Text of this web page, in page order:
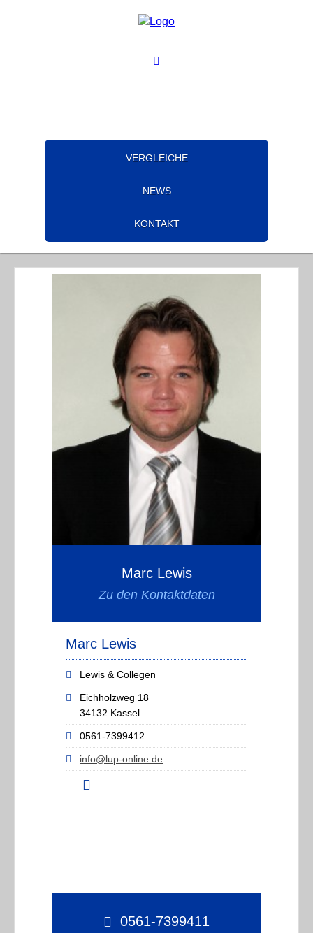
VERGLEICHE
NEWS
KONTAKT
Marc Lewis
Zu den Kontaktdaten
Marc Lewis
Lewis & Collegen
Eichholzweg 18
34132 Kassel
0561-7399412
info@lup-online.de
0561-7399411